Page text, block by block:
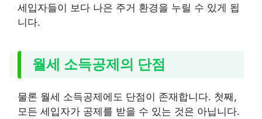
세입자들이 보다 나은 주거 환경을 누릴 수 있게 됩
니다.
월세 소득공제의 단점
물론 월세 소득공제에도 단점이 존재합니다. 첫째,
모든 세입자가 공제를 받을 수 있는 것은 아닙니다.